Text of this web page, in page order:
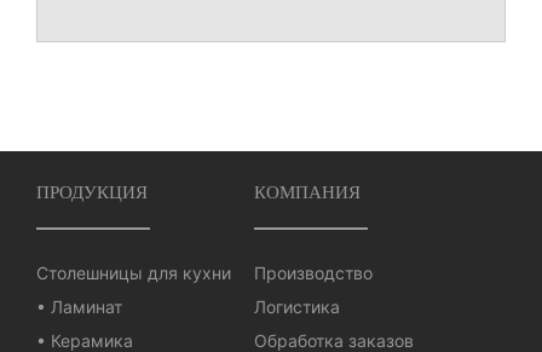
ПРОДУКЦИЯ
Столешницы для кухни
• Ламинат
• Керамика
КОМПАНИЯ
Производство
Логистика
Обработка заказов